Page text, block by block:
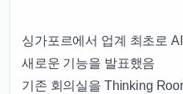
싱가포르에서 업계 최초로
새로운 기능을 발표했음
기존 회의실을 Thinking